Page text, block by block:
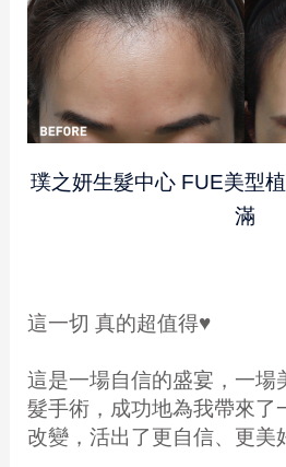
璞之妍生髮中心 FUE美型
滿
這一切 真的超值得♥️
這是一場自信的盛宴，一場
髮手術，成功地為我帶來了
改變，活出了更自信、更美